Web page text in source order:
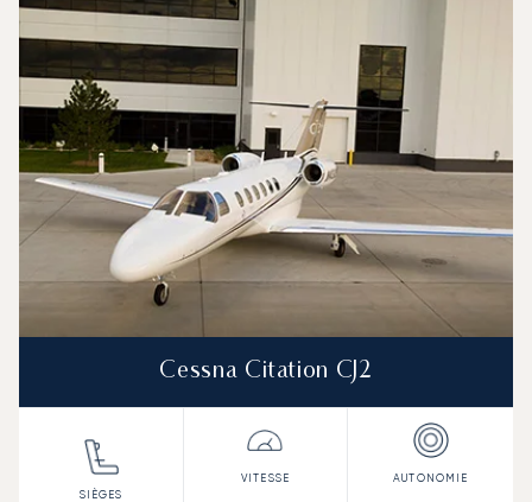
Cessna Citation CJ2